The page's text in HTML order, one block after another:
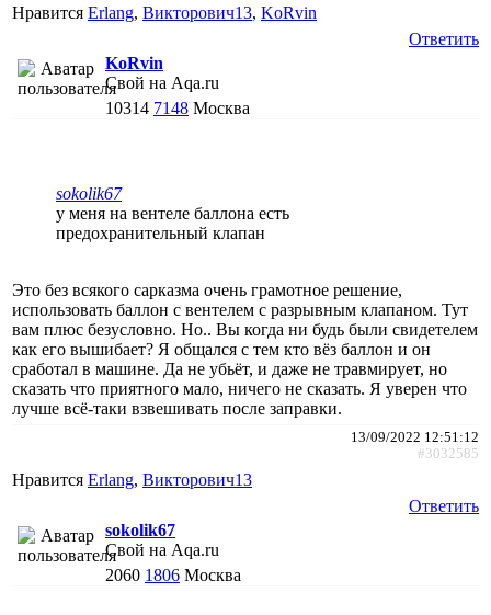
Нравится Erlang, Викторович13, KoRvin
Ответить
KoRvin
Свой на Aqa.ru
10314 7148 Москва
sokolik67
у меня на вентеле баллона есть
предохранительный клапан
Это без всякого сарказма очень грамотное решение,
использовать баллон с вентелем с разрывным клапаном. Тут
вам плюс безусловно. Но.. Вы когда ни будь были свидетелем
как его вышибает? Я общался с тем кто вёз баллон и он
сработал в машине. Да не убьёт, и даже не травмирует, но
сказать что приятного мало, ничего не сказать. Я уверен что
лучше всё-таки взвешивать после заправки.
13/09/2022 12:51:12
#3032585
Нравится Erlang, Викторович13
Ответить
sokolik67
Свой на Aqa.ru
2060 1806 Москва